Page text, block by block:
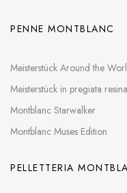
PENNE MONTBLANC
Meisterstück Around the
Meisterstück in pregiata resina
Montblanc Starwalker
Montblanc Muses Edition
PELLETTERIA